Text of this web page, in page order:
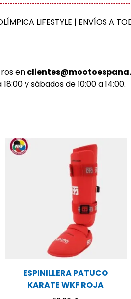
LIFESTYLE | ENVÍOS A
en
y sábados de 10:00 a 14:00.
ESPINILLERA PATUCO
KARATE WKF ROJA